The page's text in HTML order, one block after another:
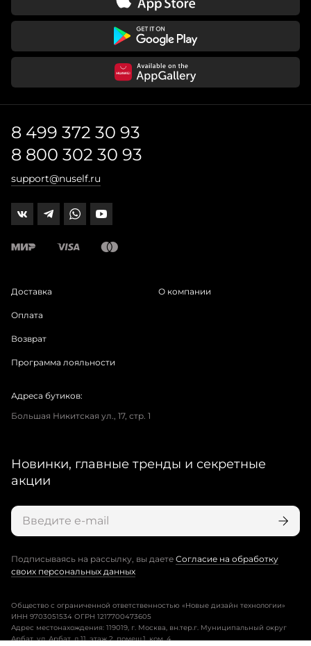
8 499 372 30 93
8 800 302 30 93
support@nuself.ru
Доставка
Оплата
Возврат
Программа лояльности
О компании
Адреса бутиков:
Большая Никитская ул., 17, стр. 1
Новинки, главные тренды и секретные
акции
Подписываясь на рассылку, вы даете Согласие на обработку
своих персональных данных
Общество с ограниченной ответственностью «Новые дизайн технологии»
ИНН 9703051534 ОГРН 1217700473605
Адрес местонахождения: 119019, г. Москва, вн.тер.г. Муниципальный округ
Арбат, ул. Арбат, д.11, этаж 2, помещ.1, ком. 4.